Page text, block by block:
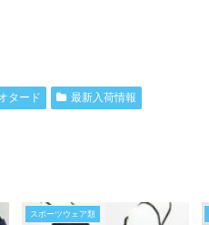
タード 最新入荷情報
スポーツウェア類